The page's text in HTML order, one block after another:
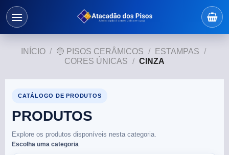
INÍCIO / 🔵 PISOS CERÂMICOS / ESTAMPAS /
CORES ÚNICAS / CINZA
CATÁLOGO DE PRODUTOS
PRODUTOS
Explore os produtos disponíveis nesta categoria.
Escolha uma categoria